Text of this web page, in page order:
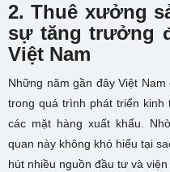
2. Thuê xưởng
sự tăng trưởng
Việt Nam
Những năm gần đây Việt
trong quá trình phát triển
các mặt hàng xuất khẩu.
quan này không khó hiểu tại
hút nhiều nguồn đầu tư và